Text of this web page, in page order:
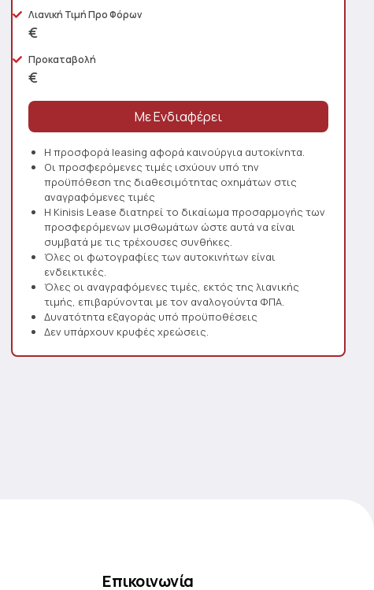
Λιανική Τιμή Προ Φόρων
€
Προκαταβολή
€
Η προσφορά leasing αφορά καινούργια αυτοκίνητα.
Οι προσφερόμενες τιμές ισχύουν υπό την
προϋπόθεση της διαθεσιμότητας οχημάτων στις
αναγραφόμενες τιμές
Η Kinisis Lease διατηρεί το δικαίωμα προσαρμογής των
προσφερόμενων μισθωμάτων ώστε αυτά να είναι
συμβατά με τις τρέχουσες συνθήκες.
Όλες οι φωτογραφίες των αυτοκινήτων είναι
ενδεικτικές.
Όλες οι αναγραφόμενες τιμές, εκτός της λιανικής
τιμής, επιβαρύνονται με τον αναλογούντα ΦΠΑ.
Δυνατότητα εξαγοράς υπό προϋποθέσεις
Δεν υπάρχουν κρυφές χρεώσεις.
Επικοινωνία